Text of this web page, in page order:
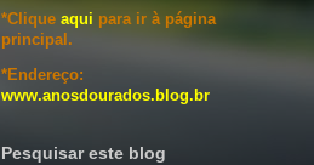
*Clique aqui para ir à página
principal.
*Endereço:
www.anosdourados.blog.br
Pesquisar este blog